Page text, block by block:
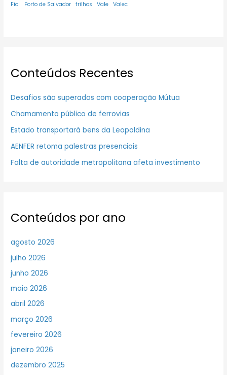
Fiol Porto de Salvador trilhos Vale Valec
Conteúdos Recentes
Desafios são superados com cooperação Mútua
Chamamento público de ferrovias
Estado transportará bens da Leopoldina
AENFER retoma palestras presenciais
Falta de autoridade metropolitana afeta investimento
Conteúdos por ano
agosto 2026
julho 2026
junho 2026
maio 2026
abril 2026
março 2026
fevereiro 2026
janeiro 2026
dezembro 2025